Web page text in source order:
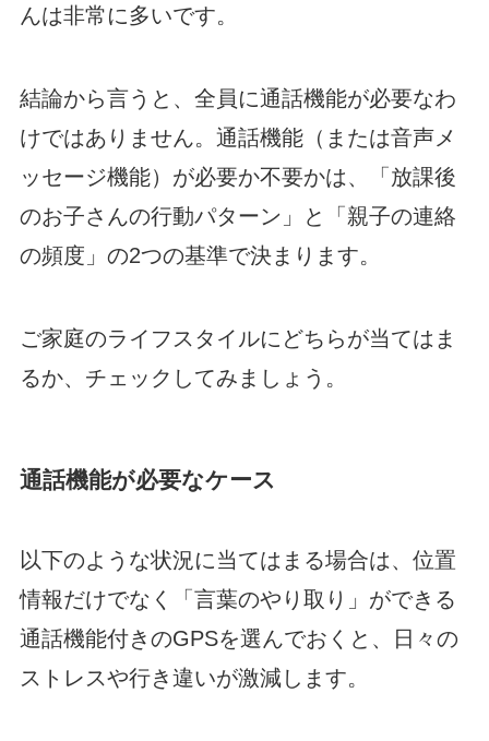
んは非常に多いです。
結論から言うと、全員に通話機能が必要なわ
けではありません。通話機能（または音声メ
ッセージ機能）が必要か不要かは、「放課後
のお子さんの行動パターン」と「親子の連絡
の頻度」の2つの基準で決まります。
ご家庭のライフスタイルにどちらが当てはま
るか、チェックしてみましょう。
通話機能が必要なケース
以下のような状況に当てはまる場合は、位置
情報だけでなく「言葉のやり取り」ができる
通話機能付きのGPSを選んでおくと、日々の
ストレスや行き違いが激減します。